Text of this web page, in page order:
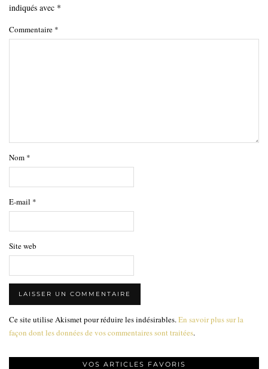
indiqués avec *
Commentaire *
Nom *
E-mail *
Site web
Ce site utilise Akismet pour réduire les indésirables. En savoir plus sur la
façon dont les données de vos commentaires sont traitées.
VOS ARTICLES FAVORIS